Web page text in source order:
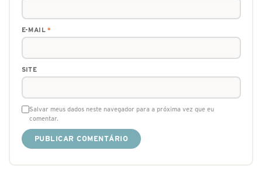
E-MAIL*
SITE
Salvar meus dados neste navegador para a próxima vez que eu
comentar.